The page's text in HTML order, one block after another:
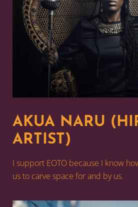
AKUA NARU
ARTIST)
I support EOTO because I know
us to carve space for and by us.